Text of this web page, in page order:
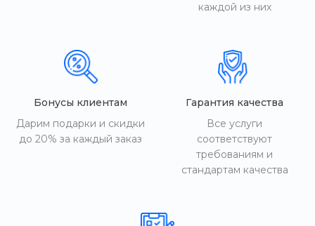
каждой из них
Бонусы клиентам
Дарим подарки и скидки
до 20% за каждый заказ
Гарантия качества
Все услуги
соответствуют
требованиям и
стандартам качества